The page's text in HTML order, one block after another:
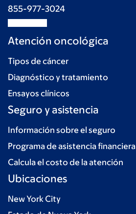
855-977-3024
Atención oncológica
Tipos de cáncer
Diagnóstico y tratamiento
Ensayos clínicos
Seguro y asistencia
Información sobre el seguro
Programa de asistencia financiera
Calcula el costo de la atención
Ubicaciones
New York City